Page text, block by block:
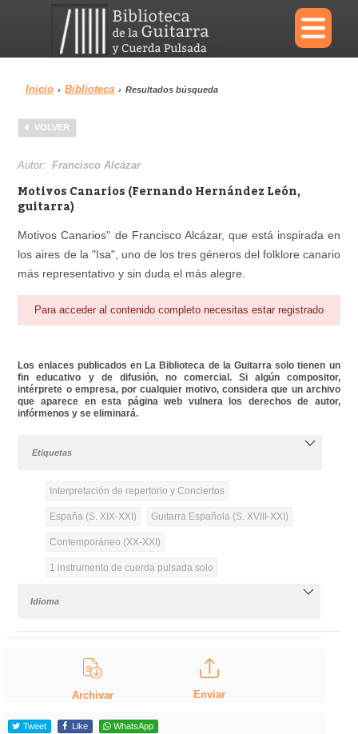
×
Menu
Biblioteca
Reproductor
Inicio › Biblioteca › Resultados búsqueda
VOLVER
Autor:Francisco Alcázar
Motivos Canarios (Fernando Hernández León,
guitarra)
Motivos Canarios" de Francisco Alcázar, que está inspirada en
los aires de la "Isa", uno de los tres géneros del folklore canario
más representativo y sin duda el más alegre.
Para acceder al contenido completo necesitas estar registrado
Los enlaces publicados en La Biblioteca de la Guitarra solo tienen un
fin educativo y de difusión, no comercial. Si algún compositor,
intérprete o empresa, por cualquier motivo, considera que un archivo
que aparece en esta página web vulnera los derechos de autor,
infórmenos y se eliminará.
Etiquetas
Interpretación de repertorio y Conciertos
España (S. XIX-XXI) Guitarra Española (S. XVIII-XXI)
Contemporáneo (XX-XXI)
1 instrumento de cuerda pulsada solo
Idioma
Archivar Enviar
Tweet Like WhatsApp